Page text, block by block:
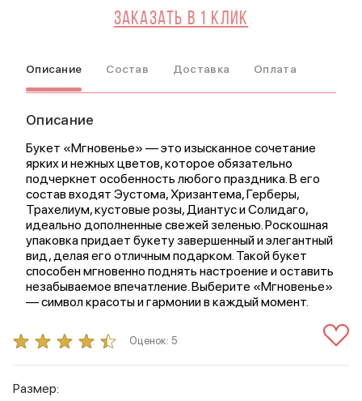
Заказать в 1 клик
Описание Состав Доставка Оплата
Описание
Букет «Мгновенье» — это изысканное сочетание
ярких и нежных цветов, которое обязательно
подчеркнет особенность любого праздника. В его
состав входят Эустома, Хризантема, Герберы,
Трахелиум, кустовые розы, Диантус и Солидаго,
идеально дополненные свежей зеленью. Роскошная
упаковка придает букету завершенный и элегантный
вид, делая его отличным подарком. Такой букет
способен мгновенно поднять настроение и оставить
незабываемое впечатление. Выберите «Мгновенье»
— символ красоты и гармонии в каждый момент.
Оценок: 5
Размер: